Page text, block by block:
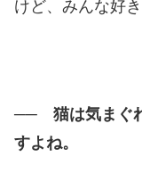
けど、みんな好き
── 猫は気まぐ
すよね。